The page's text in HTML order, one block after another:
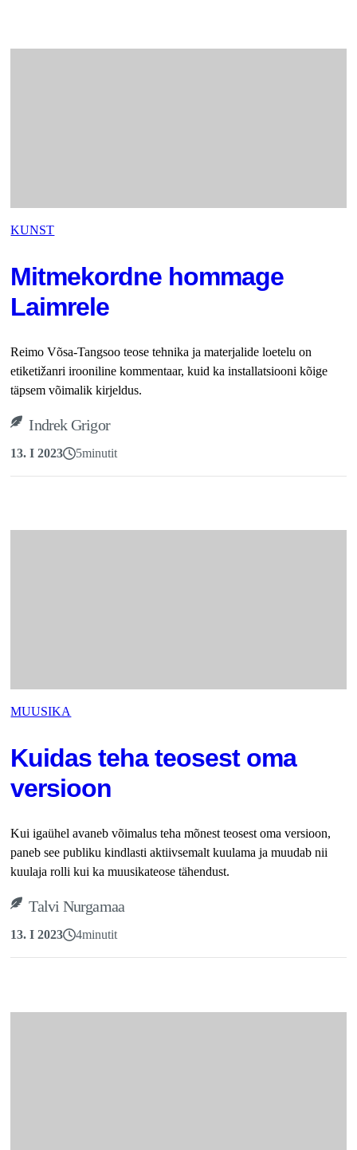
KUNST
Mitmekordne hommage
Laimrele
Reimo Võsa-Tangsoo teose tehnika ja materjalide loetelu on
etiketižanri irooniline kommentaar, kuid ka installatsiooni kõige
täpsem võimalik kirjeldus.
Indrek Grigor
13. I 2023 5minutit
MUUSIKA
Kuidas teha teosest oma
versioon
Kui igaühel avaneb võimalus teha mõnest teosest oma versioon,
paneb see publiku kindlasti aktiivsemalt kuulama ja muudab nii
kuulaja rolli kui ka muusikateose tähendust.
Talvi Nurgamaa
13. I 2023 4minutit